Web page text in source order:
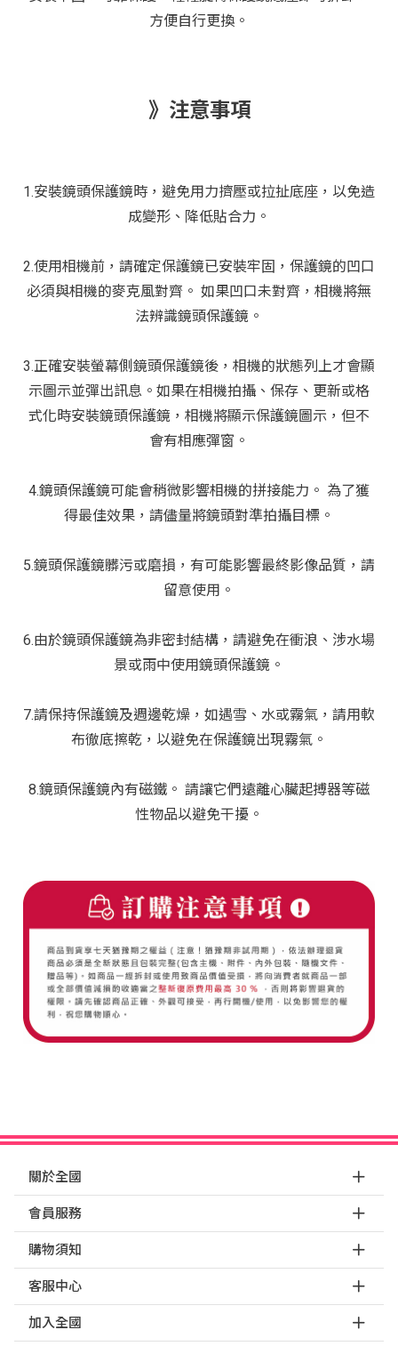
方便自行更換。
》注意事項
1.安裝鏡頭保護鏡時，避免用力擠壓或拉扯底座，以免造
成變形、降低貼合力。
2.使用相機前，請確定保護鏡已安裝牢固，保護鏡的凹口
必須與相機的麥克風對齊。 如果凹口未對齊，相機將無
法辨識鏡頭保護鏡。
3.正確安裝螢幕側鏡頭保護鏡後，相機的狀態列上才會顯
示圖示並彈出訊息。如果在相機拍攝、保存、更新或格
式化時安裝鏡頭保護鏡，相機將顯示保護鏡圖示，但不
會有相應彈窗。
4.鏡頭保護鏡可能會稍微影響相機的拼接能力。 為了獲
得最佳效果，請儘量將鏡頭對準拍攝目標。
5.鏡頭保護鏡髒污或磨損，有可能影響最終影像品質，請
留意使用。
6.由於鏡頭保護鏡為非密封結構，請避免在衝浪、涉水場
景或雨中使用鏡頭保護鏡。
7.請保持保護鏡及週邊乾燥，如遇雪、水或霧氣，請用軟
布徹底擦乾，以避免在保護鏡出現霧氣。
8.鏡頭保護鏡內有磁鐵。 請讓它們遠離心臟起搏器等磁
性物品以避免干擾。
關於全國
會員服務
購物須知
客服中心
加入全國